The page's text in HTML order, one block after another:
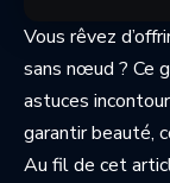
Vous rêvez
sans nœud ? Ce
astuces
garantir beauté,
Au fil de cet